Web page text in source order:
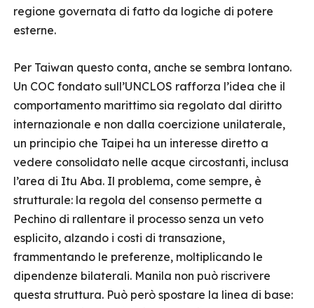
regione governata di fatto da logiche di potere
esterne.
Per Taiwan questo conta, anche se sembra lontano.
Un COC fondato sull’UNCLOS rafforza l’idea che il
comportamento marittimo sia regolato dal diritto
internazionale e non dalla coercizione unilaterale,
un principio che Taipei ha un interesse diretto a
vedere consolidato nelle acque circostanti, inclusa
l’area di Itu Aba. Il problema, come sempre, è
strutturale: la regola del consenso permette a
Pechino di rallentare il processo senza un veto
esplicito, alzando i costi di transazione,
frammentando le preferenze, moltiplicando le
dipendenze bilaterali. Manila non può riscrivere
questa struttura. Può però spostare la linea di base: